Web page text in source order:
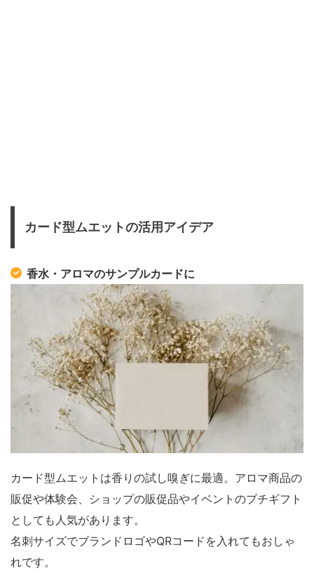
カード型ムエットの活用アイデア
香水・アロマのサンプルカードに
カード型ムエットは香りの試し嗅ぎに最適。アロマ商品の
販促や体験会、ショップの販促品やイベントのプチギフト
としても人気があります。
名刺サイズでブランドロゴやQRコードを入れてもおしゃ
れです。